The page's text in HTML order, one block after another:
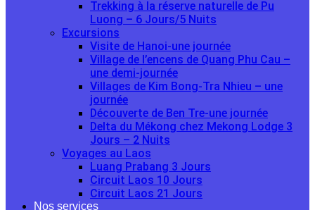
Trekking à la réserve naturelle de Pu
Luong – 6 Jours/5 Nuits
Excursions
Visite de Hanoi-une journée
Village de l’encens de Quang Phu Cau –
une demi-journée
Villages de Kim Bong-Tra Nhieu – une
journée
Découverte de Ben Tre-une journée
Delta du Mékong chez Mekong Lodge 3
Jours – 2 Nuits
Voyages au Laos
Luang Prabang 3 Jours
Circuit Laos 10 Jours
Circuit Laos 21 Jours
Nos services